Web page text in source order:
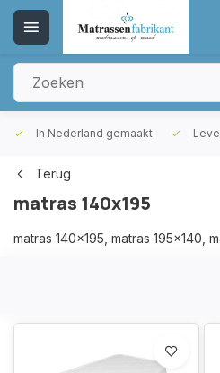
In Nederland gemaakt
Terug
matras 140x195
matras 140x195, matras 195x140,